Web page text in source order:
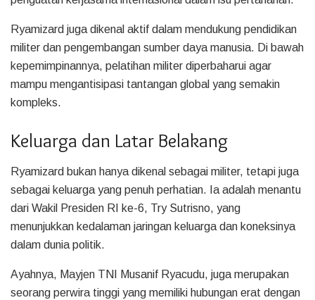
Ryamizard juga dikenal aktif dalam mendukung pendidikan
militer dan pengembangan sumber daya manusia. Di bawah
kepemimpinannya, pelatihan militer diperbaharui agar
mampu mengantisipasi tantangan global yang semakin
kompleks.
Keluarga dan Latar Belakang
Ryamizard bukan hanya dikenal sebagai militer, tetapi juga
sebagai keluarga yang penuh perhatian. Ia adalah menantu
dari Wakil Presiden RI ke-6, Try Sutrisno, yang
menunjukkan kedalaman jaringan keluarga dan koneksinya
dalam dunia politik.
Ayahnya, Mayjen TNI Musanif Ryacudu, juga merupakan
seorang perwira tinggi yang memiliki hubungan erat dengan